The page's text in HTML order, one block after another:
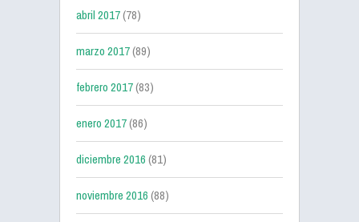
abril 2017(78)
marzo 2017(89)
febrero 2017(83)
enero 2017(86)
diciembre 2016(81)
noviembre 2016(88)